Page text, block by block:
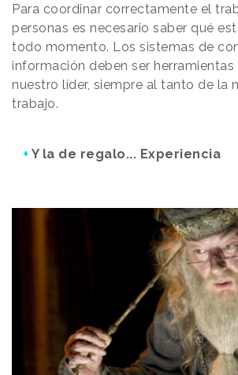
Para coordinar correctamente el
personas es necesario saber qué
todo momento. Los sistemas de
información deben ser herramientas
nuestro líder, siempre al tanto de la
trabajo.
+ Y la de regalo... Experiencia